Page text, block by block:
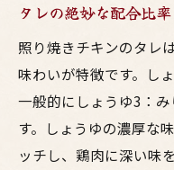
タレの絶妙な配合比率
照り焼きチキンのタレ
味わいが特徴です。し
一般的にしょうゆ3：
す。しょうゆの濃厚な
ッチし、鶏肉に深い味